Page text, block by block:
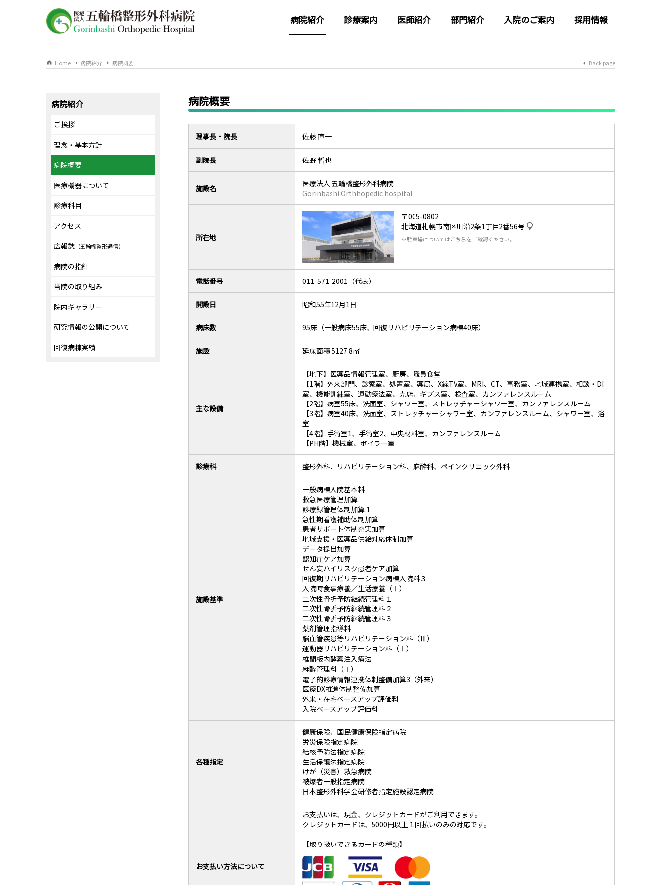
採用情報
入院のご案内
部門紹介
医師紹介
診療案内
病院紹介
Home 病院紹介 病院概要 Back page
病院紹介
ご挨拶
理念・基本方針
病院概要
医療機器について
診療科目
アクセス
広報誌（五輪橋整形通信）
病院の指針
当院の取り組み
院内ギャラリー
研究情報の公開について
回復病棟実績
病院概要
理事長・院長 佐藤 直一
副院長 佐野 哲也
施設名
医療法人 五輪橋整形外科病院
Gorinbashi Orthhopedic hospital.
所在地
〒005-0802
北海道札幌市南区川沿2条1丁目2番56号
※駐車場についてはこちらをご確認ください。
電話番号 011-571-2001（代表）
開設日 昭和55年12月1日
病床数 95床（一般病床55床、回復リハビリテーション病棟40床）
施設 延床面積 5127.8㎡
主な設備
【地下】医薬品情報管理室、厨房、職員食堂
【1階】外来部門、診察室、処置室、薬局、X線TV室、MRI、CT、事務室、地域連携室、相談・DI
室、機能訓練室、運動療法室、売店、ギプス室、検査室、カンファレンスルーム
【2階】病室55床、洗面室、シャワー室、ストレッチャーシャワー室、カンファレンスルーム
【3階】病室40床、洗面室、ストレッチャーシャワー室、カンファレンスルーム、シャワー室、浴
室
【4階】手術室1、手術室2、中央材料室、カンファレンスルーム
【PH階】機械室、ボイラー室
診療科 整形外科、 リハビリテーション科、麻酔科、ペインクリニック外科
施設基準
一般病棟入院基本料
救急医療管理加算
診療録管理体制加算１
急性期看護補助体制加算
患者サポート体制充実加算
地域支援・医薬品供給対応体制加算
データ提出加算
認知症ケア加算
せん妄ハイリスク患者ケア加算
回復期リハビリテーション病棟入院料３
入院時食事療養／生活療養（Ⅰ）
二次性骨折予防継続管理料１
二次性骨折予防継続管理料２
二次性骨折予防継続管理料３
薬剤管理指導料
脳血管疾患等リハビリテーション料（Ⅲ）
運動器リハビリテーション料（Ⅰ）
椎間板内酵素注入療法
麻酔管理料（Ⅰ）
電子的診療情報連携体制整備加算3（外来）
医療DX推進体制整備加算
外来・在宅ベースアップ評価料
入院ベースアップ評価料
各種指定
健康保険、国民健康保険指定病院
労災保険指定病院
結核予防法指定病院
生活保護法指定病院
けが（災害）救急病院
被爆者一般指定病院
日本整形外科学会研修者指定施設認定病院
お支払い方法について
お支払いは、現金、クレジットカードがご利用できます。
クレジットカードは、5000円以上１回払いのみの対応です。
【取り扱いできるカードの種類】